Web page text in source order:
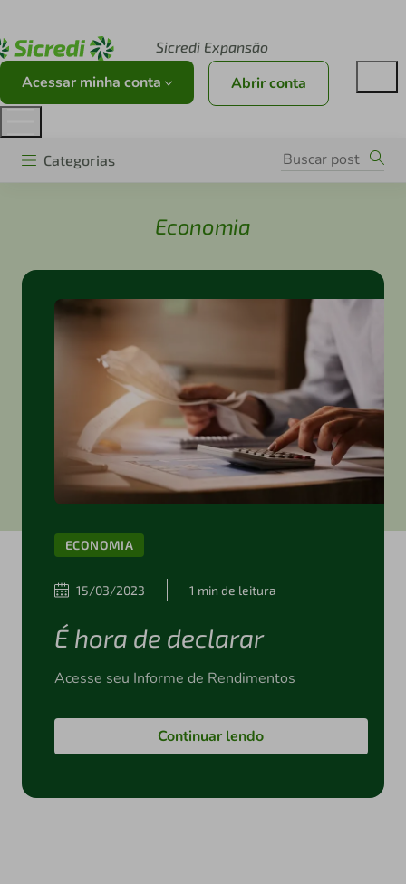
Sicredi Expansão
Acessar minha conta Abrir conta
Categorias
Economia
ECONOMIA
15/03/2023 1 min de leitura
É hora de declarar
Acesse seu Informe de Rendimentos
Continuar lendo